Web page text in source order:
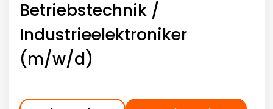
Betriebstechnik /
Industrieelektroniker
(m/w/d)